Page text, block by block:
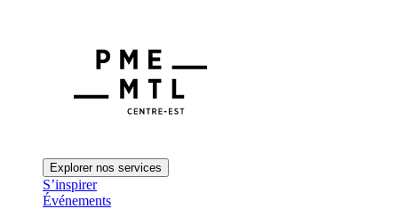
Explorer nos services
S’inspirer
Événements